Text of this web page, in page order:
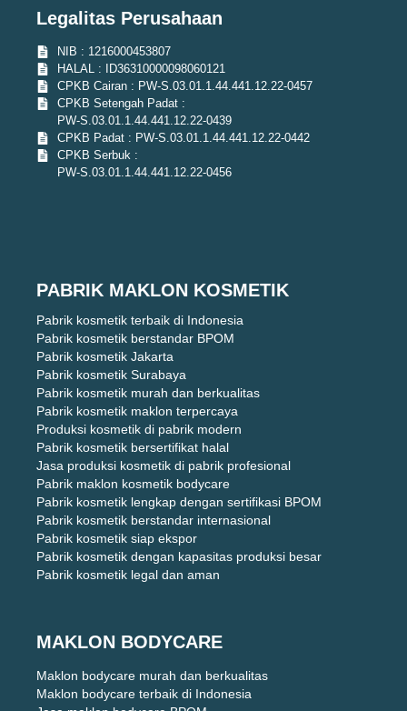
Legalitas Perusahaan
NIB : 1216000453807
HALAL : ID36310000098060121
CPKB Cairan : PW-S.03.01.1.44.441.12.22-0457
CPKB Setengah Padat :
PW-S.03.01.1.44.441.12.22-0439
CPKB Padat : PW-S.03.01.1.44.441.12.22-0442
CPKB Serbuk :
PW-S.03.01.1.44.441.12.22-0456
PABRIK MAKLON KOSMETIK
Pabrik kosmetik terbaik di Indonesia
Pabrik kosmetik berstandar BPOM
Pabrik kosmetik Jakarta
Pabrik kosmetik Surabaya
Pabrik kosmetik murah dan berkualitas
Pabrik kosmetik maklon terpercaya
Produksi kosmetik di pabrik modern
Pabrik kosmetik bersertifikat halal
Jasa produksi kosmetik di pabrik profesional
Pabrik maklon kosmetik bodycare
Pabrik kosmetik lengkap dengan sertifikasi BPOM
Pabrik kosmetik berstandar internasional
Pabrik kosmetik siap ekspor
Pabrik kosmetik dengan kapasitas produksi besar
Pabrik kosmetik legal dan aman
MAKLON BODYCARE
Maklon bodycare murah dan berkualitas
Maklon bodycare terbaik di Indonesia